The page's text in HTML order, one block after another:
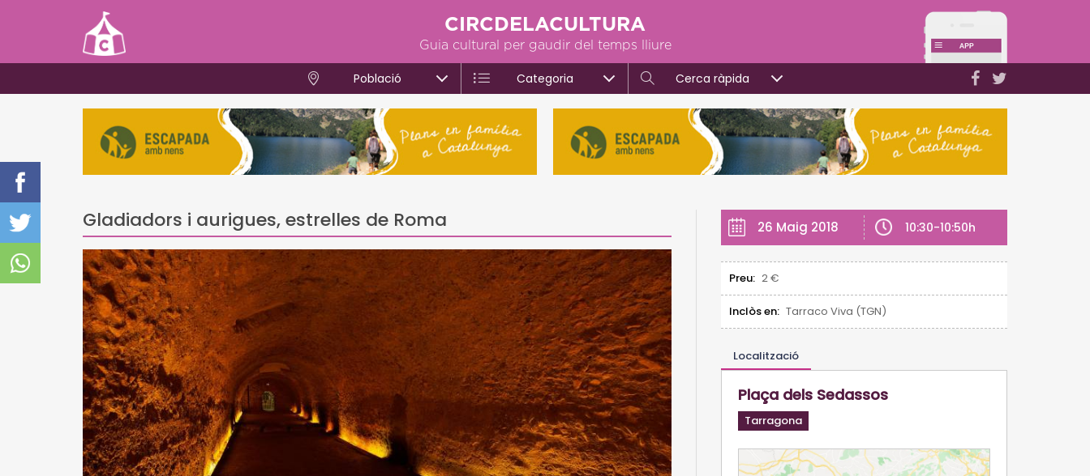
CIRCDELACULTURA
Guia cultural per gaudir del temps lliure
Població Categoria Cerca ràpida
Gladiadors i aurigues, estrelles de Roma 26 Maig 2018 10:30-10:50h
Preu: 2 €
Inclòs en: Tarraco Viva (TGN)
Localització
Plaça dels Sedassos
Tarragona